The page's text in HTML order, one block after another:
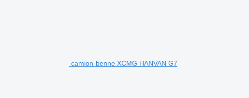
camion-benne XCMG HANVAN G7